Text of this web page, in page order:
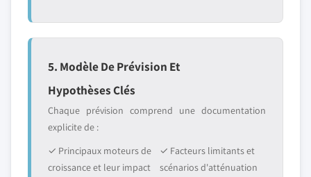
5. Modèle De Prévision Et
Hypothèses Clés
Chaque prévision comprend une documentation
explicite de :
✓ Principaux moteurs de
croissance et leur impact
✓ Facteurs limitants et
scénarios d'atténuation